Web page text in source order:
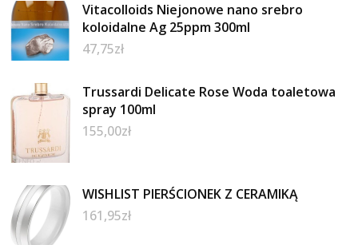
Vitacolloids Niejonowe nano srebro
koloidalne Ag 25ppm 300ml
47,75zł
Trussardi Delicate Rose Woda toaletowa
spray 100ml
155,00zł
WISHLIST PIERŚCIONEK Z CERAMIKĄ
161,95zł